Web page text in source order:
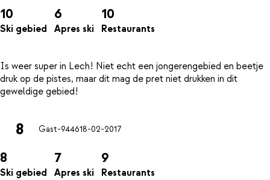
10
Ski gebied
6
Apres ski
10
Restaurants
Is weer super in Lech! Niet echt een jongerengebied en beetje
druk op de pistes, maar dit mag de pret niet drukken in dit
8 Gast-944618-02-2017
8
Ski gebied
7
Apres ski
9
Restaurants